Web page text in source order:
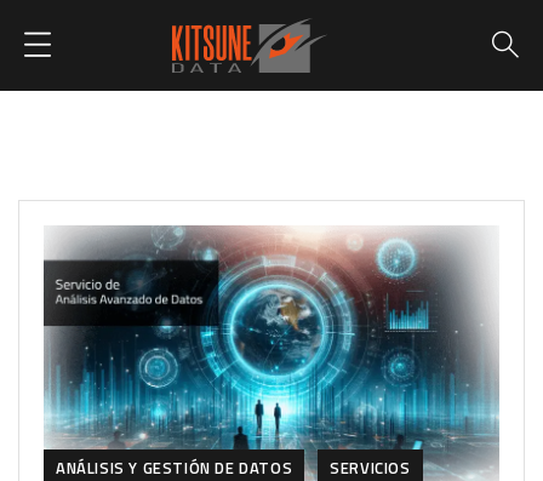
ANÁLISIS Y GESTIÓN DE DATOS SERVICIOS